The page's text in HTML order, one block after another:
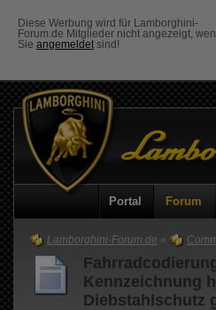
Diese Werbung wird für Lamborghini-
Forum.de Mitglieder nicht angezeigt,
Sie angemeldet sind!
Portal Forum
Lamborghini-Forum.de »
Kennzeichnung
Diebstahlschutz